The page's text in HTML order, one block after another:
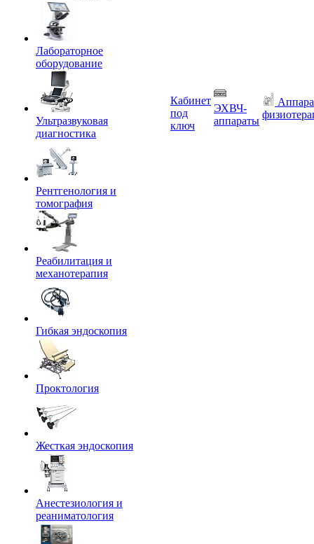
Лабораторное
оборудование
Ультразвуковая
диагностика
Рентгенология и
томография
Реабилитация и
механотерапия
Гибкая эндоскопия
Проктология
Жесткая эндоскопия
Анестезиология и
реаниматология
Кабинет
под
ключ
ЭХВЧ-
аппараты